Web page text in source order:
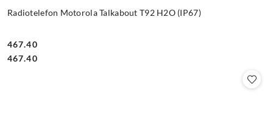
Radiotelefon Motorola Talkabout T92 H2O (IP67)
Cena:
467.40
Cena:
467.40